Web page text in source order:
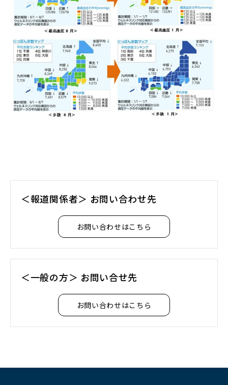
＜報道関係者＞ お問い合わせ先
お問い合わせはこちら
＜一般の方＞ お問い合せ先
お問い合わせはこちら